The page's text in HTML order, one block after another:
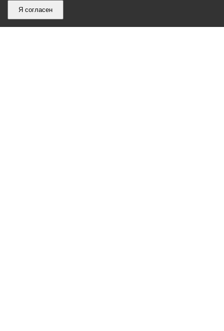
Я согласен